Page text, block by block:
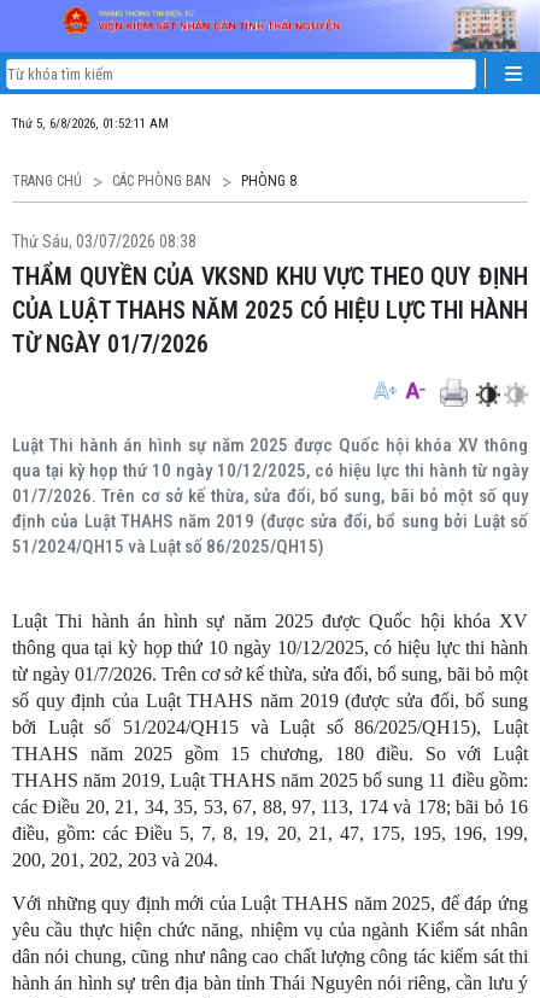
Thứ 5, 6/8/2026, 01:52:11 AM
TRANG CHỦ CÁC PHÒNG BAN PHÒNG 8
Thứ Sáu, 03/07/2026 08:38
THẨM QUYỀN CỦA VKSND KHU VỰC THEO QUY ĐỊNH
CỦA LUẬT THAHS NĂM 2025 CÓ HIỆU LỰC THI HÀNH
TỪ NGÀY 01/7/2026
Luật Thi hành án hình sự năm 2025 được Quốc hội khóa XV thông
qua tại kỳ họp thứ 10 ngày 10/12/2025, có hiệu lực thi hành từ ngày
01/7/2026. Trên cơ sở kế thừa, sửa đổi, bổ sung, bãi bỏ một số quy
định của Luật THAHS năm 2019 (được sửa đổi, bổ sung bởi Luật số
51/2024/QH15 và Luật số 86/2025/QH15)
Luật Thi hành án hình sự năm 2025 được Quốc hội khóa XV
thông qua tại kỳ họp thứ 10 ngày 10/12/2025, có hiệu lực thi hành
từ ngày 01/7/2026. Trên cơ sở kế thừa, sửa đổi, bổ sung, bãi bỏ một
số quy định của Luật THAHS năm 2019 (được sửa đổi, bổ sung
bởi Luật số 51/2024/QH15 và Luật số 86/2025/QH15), Luật
THAHS năm 2025 gồm 15 chương, 180 điều. So với Luật
THAHS năm 2019, Luật THAHS năm 2025 bổ sung 11 điều gồm:
các Điều 20, 21, 34, 35, 53, 67, 88, 97, 113, 174 và 178; bãi bỏ 16
điều, gồm: các Điều 5, 7, 8, 19, 20, 21, 47, 175, 195, 196, 199,
200, 201, 202, 203 và 204.
Với những quy định mới của Luật THAHS năm 2025, để đáp ứng
yêu cầu thực hiện chức năng, nhiệm vụ của ngành Kiểm sát nhân
dân nói chung, cũng như nâng cao chất lượng công tác kiểm sát thi
hành án hình sự trên địa bàn tỉnh Thái Nguyên nói riêng, cần lưu ý